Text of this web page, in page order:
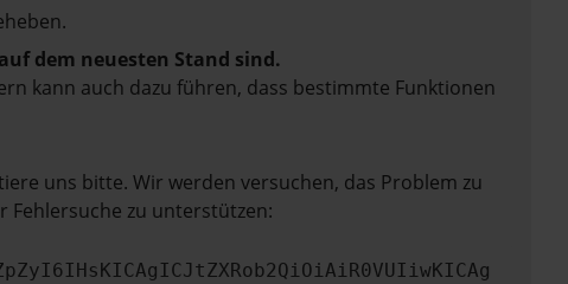
dem neuesten Stand sind.
kann auch dazu führen, dass bestimmte Funktionen
uns bitte. Wir werden versuchen, das Problem zu
Fehlersuche zu unterstützen: